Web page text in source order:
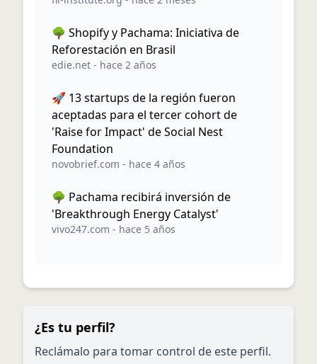
🌳 Shopify y Pachama: Iniciativa de
Reforestación en Brasil
edie.net - hace 2 años
🚀 13 startups de la región fueron
aceptadas para el tercer cohort de
'Raise for Impact' de Social Nest
Foundation
novobrief.com - hace 4 años
🌳 Pachama recibirá inversión de
'Breakthrough Energy Catalyst'
vivo247.com - hace 5 años
¿Es tu perfil?
Reclámalo para tomar control de este perfil.